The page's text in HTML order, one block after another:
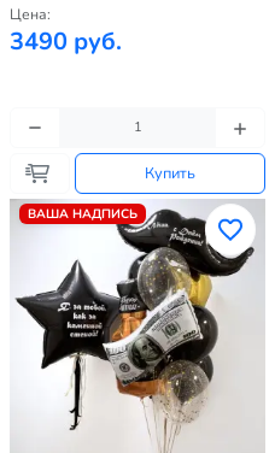
Цена:
3490 руб.
Купить
ВАША НАДПИСЬ